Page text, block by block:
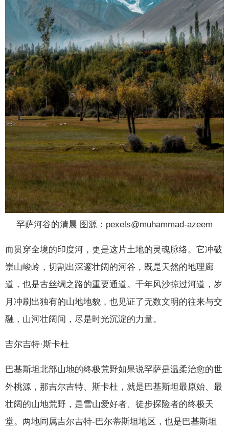
罕萨河谷的清晨 图源：pexels@muhammad-azeem
而贯穿全境的印度河，更是这片土地的灵魂脉络。它冲破
崇山峻岭，切割出深邃壮阔的河谷，既是天然的地理廊
道，也是古丝绸之路的重要通道。千年风沙掠过河道，岁
月冲刷出独有的山地地貌，也见证了无数文明的往来与交
融，山河壮阔间，尽是时光沉淀的力量。
吉尔吉特·斯卡杜
巴基斯坦北部山地的终极荒野如果说罕萨是温柔治愈的世
外桃源，那吉尔吉特、斯卡杜，就是巴基斯坦最原始、最
壮阔的山地荒野，是雪山爱好者、徒步探险者的终极天
堂。两地同属吉尔吉特-巴尔蒂斯坦地区，也是巴基斯坦